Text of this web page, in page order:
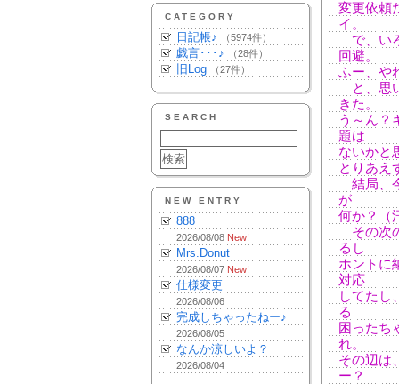
CATEGORY
日記帳♪ （5974件）
戯言･･･♪ （28件）
旧Log （27件）
SEARCH
NEW ENTRY
888
2026/08/08 New!
Mrs.Donut
2026/08/07 New!
仕様変更
2026/08/06
完成しちゃったねー♪
2026/08/05
なんか涼しいよ？
2026/08/04
変更依頼
イ。
で、い
回避。
ふー、や
と、思
きた。
う～ん？
題は
ないかと
とりあえ
結局、
が
何か？（
その次
るし
ホントに
対応
してたし
る
困ったち
れ。
その辺は
ー？